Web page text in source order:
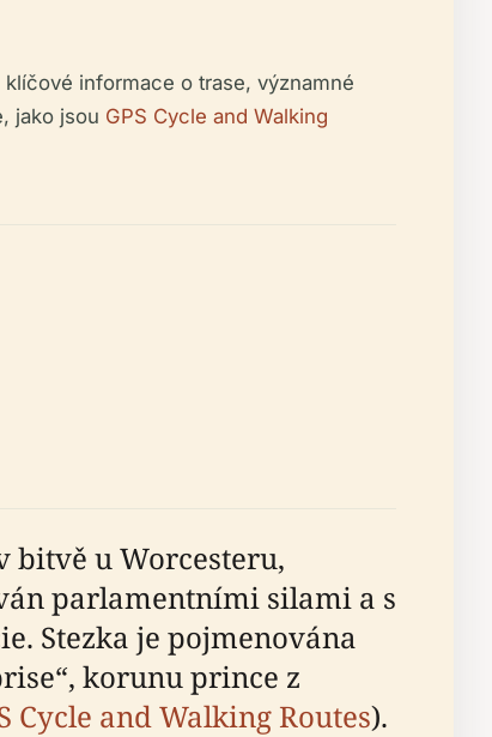
informace o trase, významné
jako jsou GPS Cycle and Walking
bitvě u Worcesteru,
parlamentními silami a s
Stezka je pojmenována
korunu prince z
Cycle and Walking Routes).